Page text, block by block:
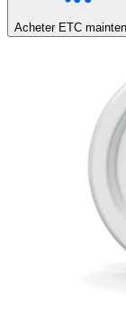
Acheter ETC